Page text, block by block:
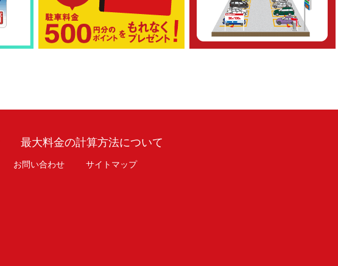
最大料金の計算方法について
お問い合わせ サイトマップ